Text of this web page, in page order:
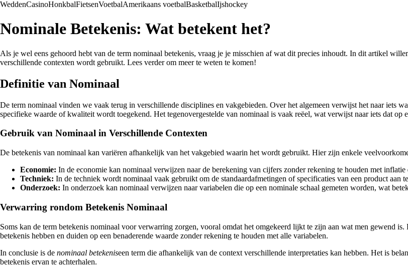
WeddenCasinoHonkbalFietsenVoetbalAmerikaans voetbalBasketbalIjshockey
Nominale Betekenis: Wat betekent het?
Als je wel eens gehoord hebt van de term nominaal betekenis, vraag je je misschien af wat dit precies inhoudt. In dit artikel
verschillende contexten wordt gebruikt. Lees verder om meer te weten te komen!
Definitie van Nominaal
De term nominaal vinden we vaak terug in verschillende disciplines en vakgebieden. Over het algemeen verwijst het naar iets
specifieke waarde of kwaliteit wordt toegekend. Het tegenovergestelde van nominaal is vaak reëel, wat verwijst naar iets dat op
Gebruik van Nominaal in Verschillende Contexten
De betekenis van nominaal kan variëren afhankelijk van het vakgebied waarin het wordt gebruikt. Hier zijn enkele
Economie: In de economie kan nominaal verwijzen naar de berekening van cijfers zonder rekening te houden met
Techniek: In de techniek wordt nominaal vaak gebruikt om de standaardafmetingen of specificaties van een product aan
Onderzoek: In onderzoek kan nominaal verwijzen naar variabelen die op een nominale schaal gemeten worden, wat
Verwarring rondom Betekenis Nominaal
Soms kan de term betekenis nominaal voor verwarring zorgen, vooral omdat het omgekeerd lijkt te zijn aan wat men gewend
betekenis hebben en duiden op een benaderende waarde zonder rekening te houden met alle variabelen.
In conclusie is de nominaal betekeniseen term die afhankelijk van de context verschillende interpretaties kan hebben. Het is
betekenis ervan te achterhalen.